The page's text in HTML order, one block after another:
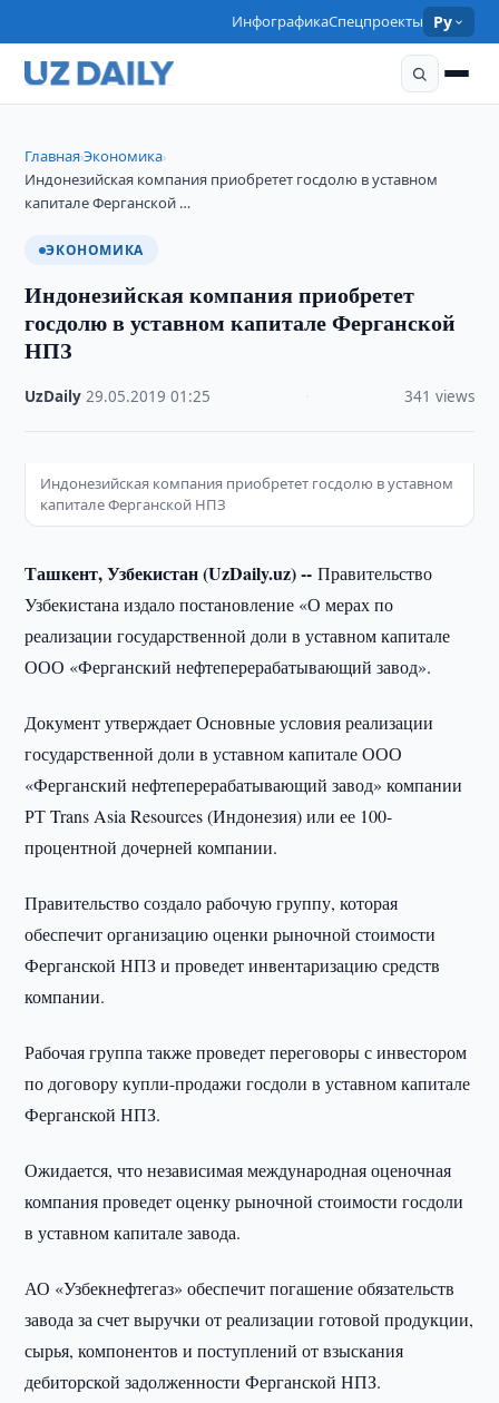
ИнфографикаСпецпроекты Ру
Главная›Экономика›
Индонезийская компания приобретет госдолю в уставном
капитале Ферганской …
ЭКОНОМИКА
Индонезийская компания приобретет
госдолю в уставном капитале Ферганской
НПЗ
UzDaily ·29.05.2019 ·01:25 341 views
Индонезийская компания приобретет госдолю в уставном
капитале Ферганской НПЗ
Ташкент, Узбекистан (UzDaily.uz) --Правительство
Узбекистана издало постановление «О мерах по
реализации государственной доли в уставном капитале
ООО «Ферганский нефтеперерабатывающий завод».
Документ утверждает Основные условия реализации
государственной доли в уставном капитале ООО
«Ферганский нефтеперерабатывающий завод» компании
РТ Trans Asia Resources (Индонезия) или ее 100-
процентной дочерней компании.
Правительство создало рабочую группу, которая
обеспечит организацию оценки рыночной стоимости
Ферганской НПЗ и проведет инвентаризацию средств
компании.
Рабочая группа также проведет переговоры с инвестором
по договору купли-продажи госдоли в уставном капитале
Ферганской НПЗ.
Ожидается, что независимая международная оценочная
компания проведет оценку рыночной стоимости госдоли
в уставном капитале завода.
АО «Узбекнефтегаз» обеспечит погашение обязательств
завода за счет выручки от реализации готовой продукции,
сырья, компонентов и поступлений от взыскания
дебиторской задолженности Ферганской НПЗ.